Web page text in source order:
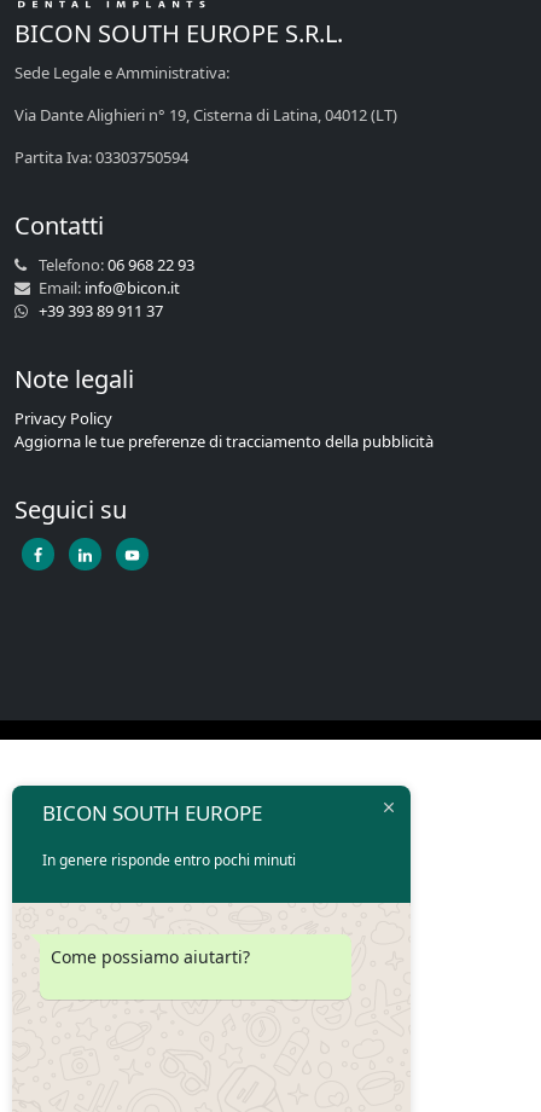
BICON SOUTH EUROPE S.R.L.
Sede Legale e Amministrativa:
Via Dante Alighieri n° 19, Cisterna di Latina, 04012 (LT)
Partita Iva: 03303750594
Contatti
Telefono:06 968 22 93
Email: info@bicon.it
+39 393 89 911 37
Note legali
Privacy Policy
Aggiorna le tue preferenze di tracciamento della pubblicità
Seguici su
BICON SOUTH EUROPE
In genere risponde entro pochi minuti
Come possiamo aiutarti?